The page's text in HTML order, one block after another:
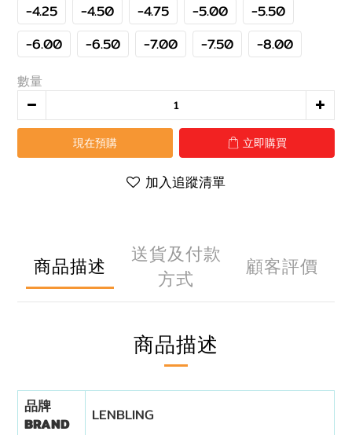
-4.25
-4.50 -4.75 -5.00
-5.50
-6.00
-6.50 -7.00 -7.50 -8.00
數量
現在預購 立即購買
加入追蹤清單
商品描述
送貨及付款
方式
顧客評價
商品描述
品牌
BRAND
LENBLING